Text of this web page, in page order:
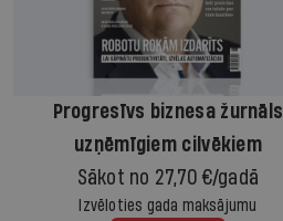
Progresīvs biznesa žurnāls
uzņēmīgiem cilvēkiem
Sākot no 27,70 €/gadā
Izvēloties gada maksājumu